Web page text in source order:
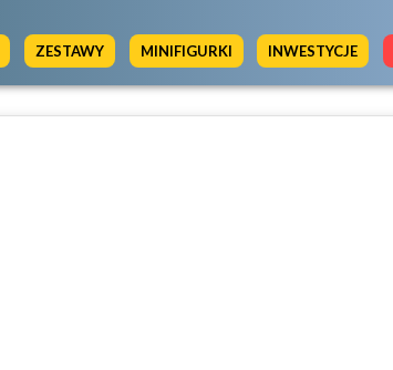
ZESTAWY MINIFIGURKI INWESTYCJE